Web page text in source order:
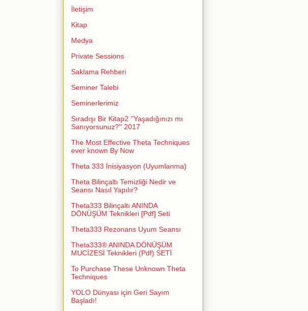
İletişim
Kitap
Medya
Private Sessions
Saklama Rehberi
Seminer Talebi
Seminerlerimiz
Sıradışı Bir Kitap2 ''Yaşadığınızı mı
Sanıyorsunuz?'' 2017
The Most Effective Theta Techniques
ever known By Now
Theta 333 İnisiyasyon (Uyumlanma)
Theta Bilinçaltı Temizliği Nedir ve
Seansı Nasıl Yapılır?
Theta333 Bilinçaltı ANINDA
DÖNÜŞÜM Teknikleri [Pdf] Seti
Theta333 Rezonans Uyum Seansı
Theta333® ANINDA DÖNÜŞÜM
MUCİZESİ Teknikleri (Pdf) SETİ
To Purchase These Unknown Theta
Techniques
YOLO Dünyası için Geri Sayım
Başladı!